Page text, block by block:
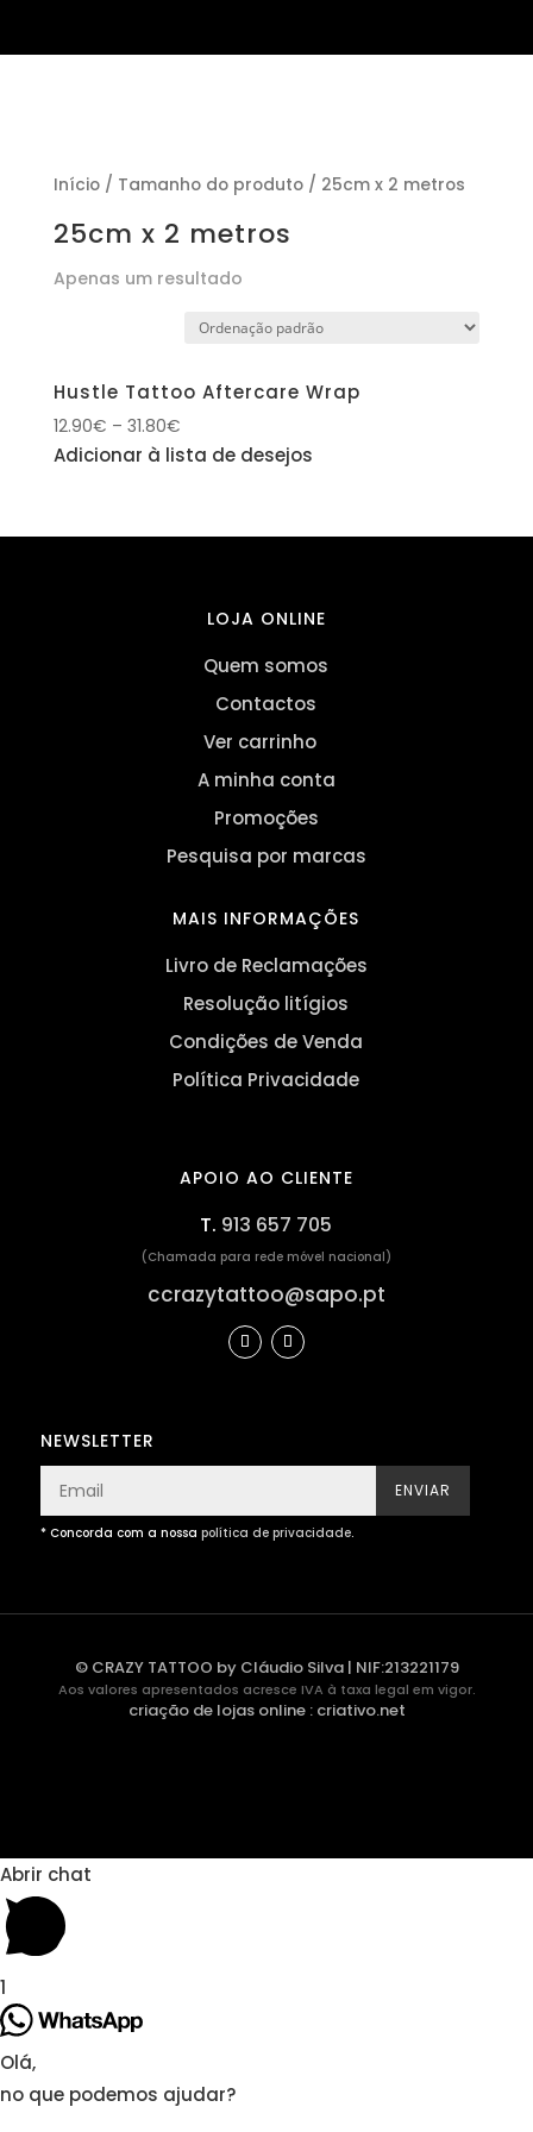
Início/ Tamanho do produto / 25cm x 2 metros
25cm x 2 metros
Apenas um resultado
Hustle Tattoo Aftercare Wrap
12.90€ – 31.80€
Adicionar à lista de desejos
LOJA ONLINE
Quem somos
Contactos
Ver carrinho
A minha conta
Promoções
Pesquisa por marcas
MAIS INFORMAÇÕES
Livro de Reclamações
Resolução litígios
Condições de Venda
Política Privacidade
APOIO AO CLIENTE
T. 913 657 705
(Chamada para rede móvel nacional)
ccrazytattoo@sapo.pt
NEWSLETTER
ENVIAR
* Concorda com a nossa política de privacidade.
© CRAZY TATTOO by Cláudio Silva | NIF:213221179
Aos valores apresentados acresce IVA à taxa legal em vigor.
criação de lojas online: criativo.net
Abrir chat
1
Olá,
no que podemos ajudar?